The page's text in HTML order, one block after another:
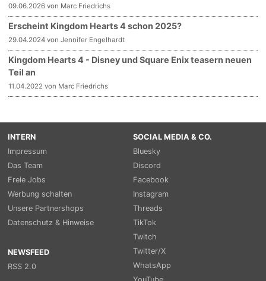
09.06.2026 von Marc Friedrichs
Erscheint Kingdom Hearts 4 schon 2025?
29.04.2024 von Jennifer Engelhardt
Kingdom Hearts 4 - Disney und Square Enix teasern neuen
Teil an
11.04.2022 von Marc Friedrichs
INTERN
Impressum
Das Team
Freie Jobs
Werbung schalten
Unsere Partnershops
Datenschutz & Hinweise
NEWSFEED
RSS 2.0
SOCIAL MEDIA & CO.
Bluesky
Discord
Facebook
Instagram
Threads
TikTok
Twitch
Twitter/X
WhatsApp